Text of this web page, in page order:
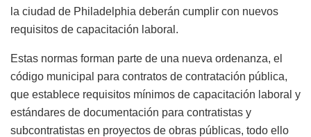
la ciudad de Philadelphia deberán cumplir con nuevos
requisitos de capacitación laboral.
Estas normas forman parte de una nueva ordenanza, el
código municipal para contratos de contratación pública,
que establece requisitos mínimos de capacitación laboral y
estándares de documentación para contratistas y
subcontratistas en proyectos de obras públicas, todo ello